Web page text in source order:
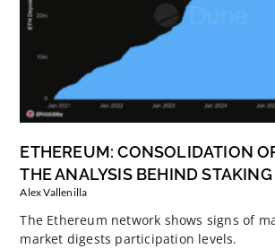
ETHEREUM: CONSOLIDATION
THE ANALYSIS BEHIND STAKING
Alex Vallenilla
The Ethereum network shows signs of
market digests participation levels.